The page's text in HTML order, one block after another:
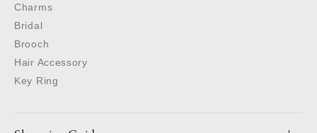
Charms
Bridal
Brooch
Hair Accessory
Key Ring